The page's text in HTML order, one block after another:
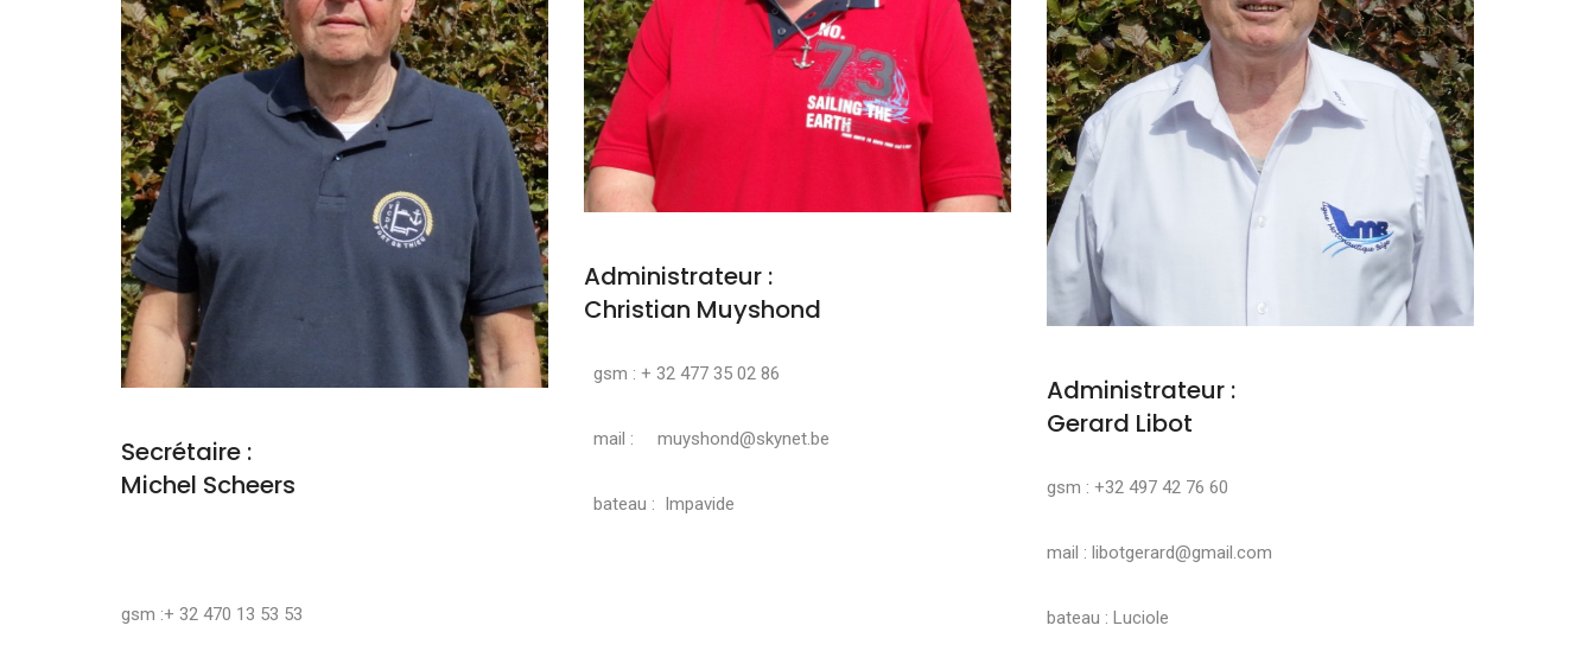
Secrétaire :
Michel Scheers
gsm :+ 32 470 13 53 53
Administrateur :
Christian Muyshond
gsm : + 32 477 35 02 86
mail : muyshond@skynet.be
bateau : Impavide
Administrateur :
Gerard Libot
gsm : +32 497 42 76 60
mail : libotgerard@gmail.com
bateau : Luciole